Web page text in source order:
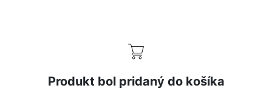
Produkt bol pridaný do košíka